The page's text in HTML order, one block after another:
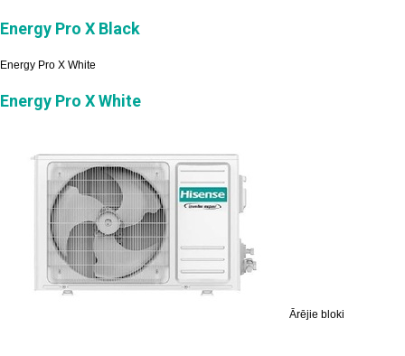
Energy Pro X Black
Energy Pro X White
Energy Pro X White
Ārējie bloki